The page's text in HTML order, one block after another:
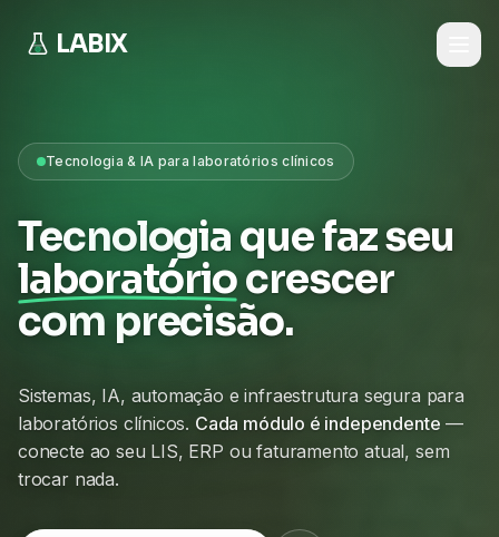
LABIX
Tecnologia & IA para laboratórios clínicos
Tecnologia que faz seu
laboratóriocrescer
com precisão.
Sistemas, IA, automação e infraestrutura segura para
laboratórios clínicos. Cada módulo é independente —
conecte ao seu LIS, ERP ou faturamento atual, sem
trocar nada.